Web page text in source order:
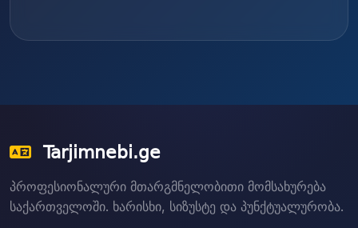
Tarjimnebi.ge
პროფესიონალური მთარგმნელობითი მომსახურება
საქართველოში. ხარისხი, სიზუსტე და პუნქტუალურობა.